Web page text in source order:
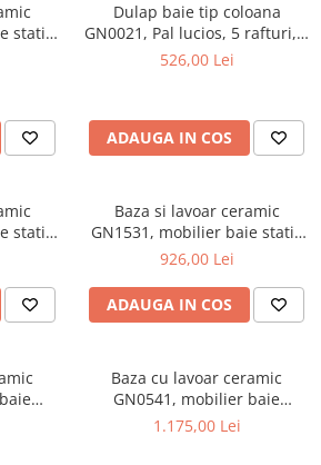
dormitor
stativ
Dulap baie tip coloana
GN0021, Pal lucios, 5 rafturi, 4
usi, picioare reglabile,
526,00 Lei
ADAUGA IN COS
stativ
2
Baza si lavoar ceramic
GN1531, mobilier baie stativ
75 cm, front MDF, 2 usi, 3
picioare cromate reglabile,
alb
926,00 Lei
ADAUGA IN COS
MDF,
Baza cu lavoar ceramic
GN0541, mobilier baie
suspendat 80 cm, front MDF,
1.175,00 Lei